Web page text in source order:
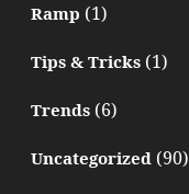
Ramp (1)
Tips & Tricks(1)
Trends(6)
Uncategorized(90)